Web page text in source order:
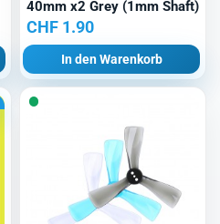
40mm x2 Grey (1mm Shaft)
CHF1.90
In den Warenkorb